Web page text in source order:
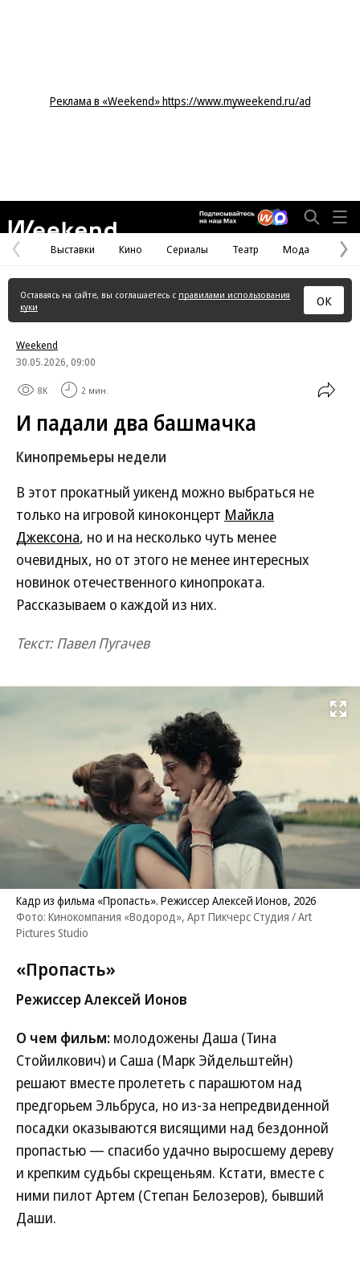
Реклама в «Weekend» https://www.myweekend.ru/ad
Предыдущая
страница
Выставки Кино Сериалы Театр Мода
Оставаясь на сайте, вы соглашаетесь с правилами использования
куки
ОК
Weekend
30.05.2026, 09:00
8K 2 мин.
И падали два башмачка
Кинопремьеры недели
В этот прокатный уикенд можно выбраться не
только на игровой киноконцерт Майкла
Джексона, но и на несколько чуть менее
очевидных, но от этого не менее интересных
новинок отечественного кинопроката.
Рассказываем о каждой из них.
Текст: Павел Пугачев
Развернуть
Кадр из фильма «Пропасть». Режиссер Алексей Ионов, 2026
Фото: Кинокомпания «Водород», Арт Пикчерс Студия / Art
Pictures Studio
«Пропасть»
Режиссер Алексей Ионов
О чем фильм: молодожены Даша (Тина
Стойилкович) и Саша (Марк Эйдельштейн)
решают вместе пролететь с парашютом над
предгорьем Эльбруса, но из-за непредвиденной
посадки оказываются висящими над бездонной
пропастью — спасибо удачно выросшему дереву
и крепким судьбы скрещеньям. Кстати, вместе с
ними пилот Артем (Степан Белозеров), бывший
Даши.